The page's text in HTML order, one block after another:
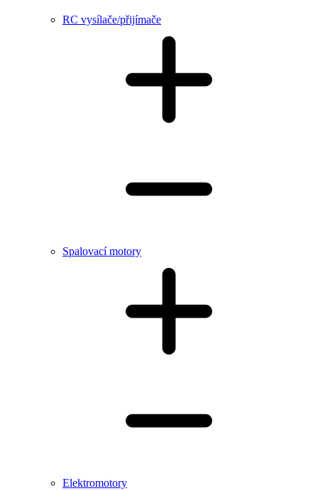
RC vysílače/přijímače
Spalovací motory
Elektromotory